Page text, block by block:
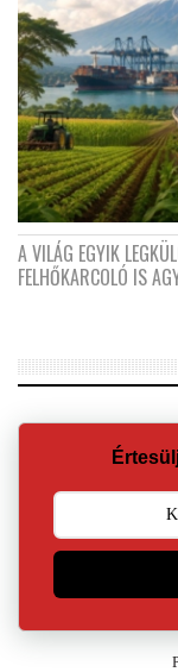
A VILÁG EGYIK
FELHŐKARCOLÓ IS